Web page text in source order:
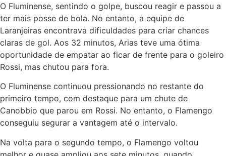
O Fluminense, sentindo o golpe, buscou reagir e passou a
ter mais posse de bola. No entanto, a equipe de
Laranjeiras encontrava dificuldades para criar chances
claras de gol. Aos 32 minutos, Arias teve uma ótima
oportunidade de empatar ao ficar de frente para o goleiro
Rossi, mas chutou para fora.
O Fluminense continuou pressionando no restante do
primeiro tempo, com destaque para um chute de
Canobbio que parou em Rossi. No entanto, o Flamengo
conseguiu segurar a vantagem até o intervalo.
Na volta para o segundo tempo, o Flamengo voltou